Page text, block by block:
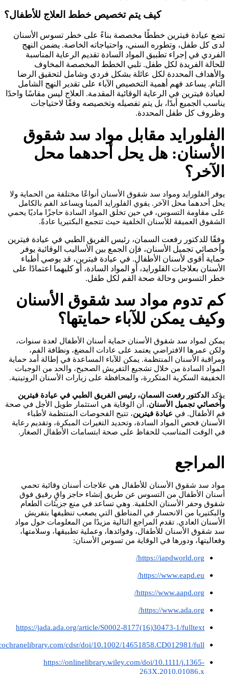
كيف يتم تخصيص خطط العلاج للأطفال؟
تضع عيادة فيترين خططًا مخصصة بناءً على خطر تسوس الأسنان
لدى كل طفل، وتطوره السني، واحتياجاته الخاصة. يضمن النهج
الفردي في إجراء تطبيق المواد السادة تقديم الرعاية المناسبة
للحالة الفريدة لكل طفل. تلبي الخطط المخصصة المخاوف
والأهداف المحددة لكل عائلة بشكل فردي وشامل لتحقيق الرضا
التام. يساعد فهم أهمية التخصيص الآباء على تقدير النهج الشامل
لعيادة فيترين في الرعاية الوقائية المقدمة. العلاج ليس مقاسًا واحدًا
يناسب الجميع أبدًا، بل يتم تفصيله وتخصيصه وفقًا لاحتياجات
وظروف كل طفل المحددة.
الفلورايد مقابل مواد سد شقوق
الأسنان: هل يحل أحدهما محل
الآخر؟
يوفر الفلورايد ومواد سد شقوق الأسنان أنواعًا مختلفة من الحماية ولا
يحل أحدهما محل الآخر. يقوي الفلورايد المينا ويساعد الفم بالكامل
على مقاومة التسوس، في حين تخلق المواد السادة حاجزًا ماديًا يحمي
الشقوق العميقة للأسنان الخلفية حيث تتجمع البكتيريا عادةً.
وفقًا للدكتور رفعت السمان، رئيس الفريق الطبي في عيادة فيترين
وأخصائي تجميل الأسنان، فإن الجمع بين الأساليب الوقائية يوفر
حماية أقوى لأسنان الأطفال. في عيادة فيترين، قد يوصي أطباء
الأسنان بعلاجات الفلورايد، أو المواد السادة، أو كليهما اعتمادًا على
خطر التسوس وحالة صحة الفم لكل طفل.
كم تدوم مواد سد شقوق الأسنان
وكيف يمكن للآباء حمايتها؟
يمكن لمواد سد شقوق الأسنان حماية أسنان الأطفال لعدة سنوات،
ولكن عمرها الافتراضي يعتمد على عادات المضغ، ونظافة الفم،
ومراقبة الأسنان المنتظمة. يمكن للآباء المساعدة في إطالة أمد حماية
المواد السادة من خلال تشجيع التفريش الصحيح، والحد من الوجبات
الخفيفة السكرية المتكررة، والمحافظة على زيارات الأسنان الروتينية.
يؤكد
الدكتور رفعت السمان، رئيس الفريق الطبي في عيادة فيترين
وأخصائي تجميل الأسنان، أن الوقاية هي استثمار طويل الأجل في صحة
فم الأطفال. في عيادة فيترين، تتيح الفحوصات المنتظمة لأطباء
الأسنان فحص المواد السادة، وتحديد التغيرات المبكرة، وتقديم رعاية
في الوقت المناسب للحفاظ على صحة ابتسامات الأطفال الصغار.
المراجع
مواد سد شقوق الأسنان للأطفال هي علاجات أسنان وقائية تحمي
أسنان الأطفال من التسوس عن طريق إنشاء حاجز واقٍ رقيق فوق
شقوق وحفر الأسنان الخلفية. وهي تساعد في منع جزيئات الطعام
والبكتيريا من الانحسار في المناطق التي يصعب تنظيفها بتفريش
الأسنان العادي. تقدم المراجع التالية مزيدًا من المعلومات حول مواد
سد شقوق الأسنان للأطفال، وفوائدها، وعملية تطبيقها، وسلامتها،
وفعاليتها، ودورها في الوقاية من تسوس الأسنان:
https://iapdworld.org/
https://www.eapd.eu/
https://www.aapd.org/
https://www.ada.org/
https://jada.ada.org/article/S0002-8177(16)30473-1/fulltext
cdsr/doi/10.1002/14651858.CD012981/full
https://onlinelibrary.wiley.com/doi/10.1111/j.1365-
263X.2010.01086.x